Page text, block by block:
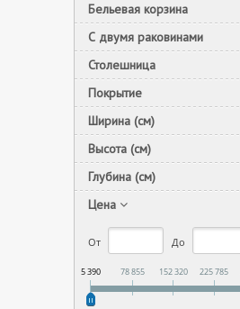
Бельевая корзина
С двумя раковинами
Столешница
Покрытие
Ширина (см)
Высота (см)
Глубина (см)
Цена
От До
5 390 78 855 152 320 225 785